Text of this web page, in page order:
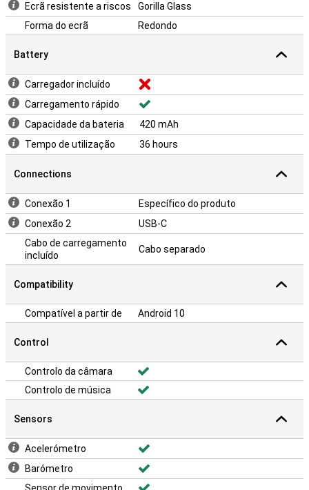
Ecrã resistente a riscos
Gorilla Glass
Forma do ecrã
Redondo
Battery
Carregador incluído
Carregamento rápido
Capacidade da bateria
420 mAh
Tempo de utilização
36 hours
Connections
Conexão 1
Específico do produto
Conexão 2
USB-C
Cabo de carregamento
incluído
Cabo separado
Compatibility
Compatível a partir de Android 10
Control
Controlo da câmara
Controlo de música
Sensors
Acelerómetro
Barómetro